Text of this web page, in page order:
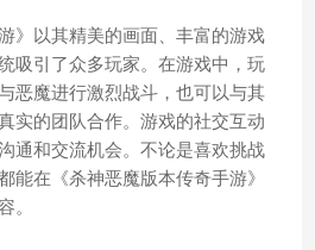
》以其精美的画面、丰富的游戏
吸引了众多玩家。在游戏中，玩
恶魔进行激烈战斗，也可以与其
实的团队合作。游戏的社交互动
通和交流机会。不论是喜欢挑战
能在《杀神恶魔版本传奇手游》
。